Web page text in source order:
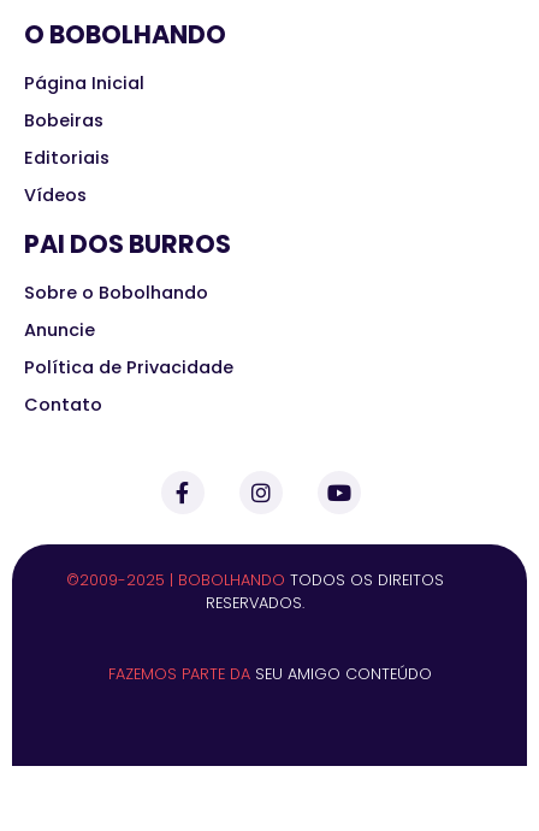
O BOBOLHANDO
Página Inicial
Bobeiras
Editoriais
Vídeos
PAI DOS BURROS
Sobre o Bobolhando
Anuncie
Política de Privacidade
Contato
©2009-2025 | BOBOLHANDO TODOS OS DIREITOS
RESERVADOS.
FAZEMOS PARTE DA SEU AMIGO CONTEÚDO